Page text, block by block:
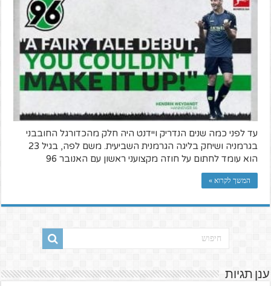
עד לפני כמה שנים הנדריק ויידנט היה חלק מהכדורגל החובבני
בגרמניה ושיחק בליגה הגרמנית השביעית. משם לפה, בגיל 23
הוא עומד לחתום על חוזה מקצועני ראשון עם האנובר 96
המשך לקרוא »
ענן תגיות